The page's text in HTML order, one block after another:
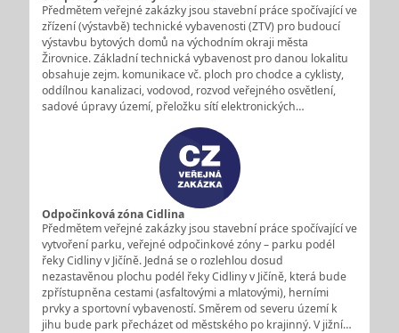
Předmětem veřejné zakázky jsou stavební práce spočívající ve
zřízení (výstavbě) technické vybavenosti (ZTV) pro budoucí
výstavbu bytových domů na východním okraji města
Žirovnice. Základní technická vybavenost pro danou lokalitu
obsahuje zejm. komunikace vč. ploch pro chodce a cyklisty,
oddílnou kanalizaci, vodovod, rozvod veřejného osvětlení,
sadové úpravy území, přeložku sítí elektronických…
Odpočinková zóna Cidlina
Předmětem veřejné zakázky jsou stavební práce spočívající ve
vytvoření parku, veřejné odpočinkové zóny – parku podél
řeky Cidliny v Jičíně. Jedná se o rozlehlou dosud
nezastavěnou plochu podél řeky Cidliny v Jičíně, která bude
zpřístupněna cestami (asfaltovými a mlatovými), herními
prvky a sportovní vybaveností. Směrem od severu území k
jihu bude park přecházet od městského po krajinný. V jižní…